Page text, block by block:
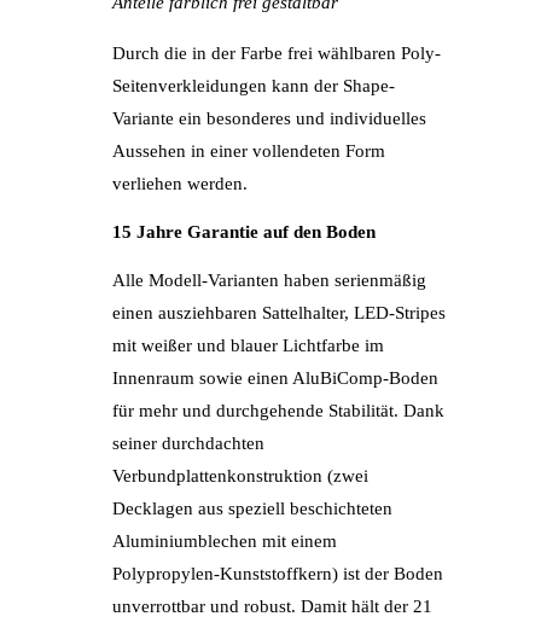
Durch die in der Farbe frei wählbaren Poly-
Seitenverkleidungen kann der Shape-
Variante ein besonderes und individuelles
Aussehen in einer vollendeten Form
verliehen werden.
15 Jahre Garantie auf den Boden
Alle Modell-Varianten haben serienmäßig
einen ausziehbaren Sattelhalter, LED-Stripes
mit weißer und blauer Lichtfarbe im
Innenraum sowie einen AluBiComp-Boden
für mehr und durchgehende Stabilität. Dank
seiner durchdachten
Verbundplattenkonstruktion (zwei
Decklagen aus speziell beschichteten
Aluminiumblechen mit einem
Polypropylen-Kunststoffkern) ist der Boden
unverrottbar und robust. Damit hält der 21